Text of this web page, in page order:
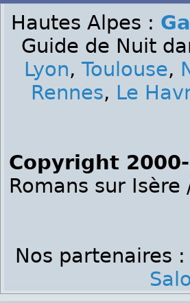
Hautes Alpes :
Guide de Nuit
Lyon, Toulouse,
Rennes, Le
Copyright
Romans sur
Nos partenaires :